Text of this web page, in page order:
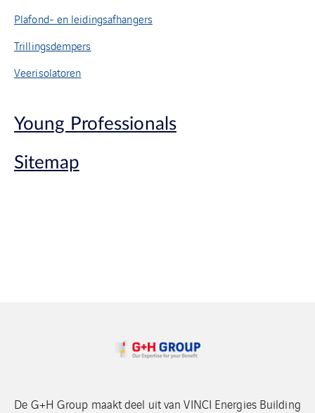
Plafond- en leidingsafhangers
Trillingsdempers
Veerisolatoren
Young Professionals
Sitemap
De G+H Group maakt deel uit van VINCI Energies Building